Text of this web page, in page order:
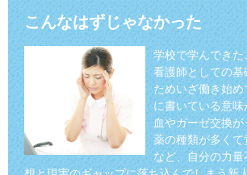
こんなはずじゃなかった
学校で学んできた
看護師としての
ためいざ働き始
に書いている意
血やガーゼ交換
薬の種類が多く
など、自分の力